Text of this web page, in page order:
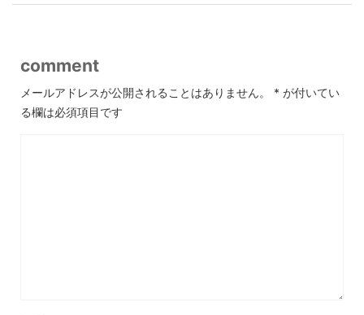
comment
メールアドレスが公開されることはありません。 * が付いてい
る欄は必須項目です